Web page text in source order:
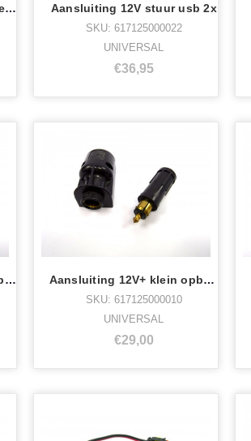
Aansluiting 12V stuur grote stekker Aansluiting 12V stuur usb 2x
SKU: 617125000022
UNIVERSAL
€36,95
Aansluiting 12V+ groot opbouw doos Aansluiting 12V+ klein opbouw
SKU: 617125000010
UNIVERSAL
€29,00